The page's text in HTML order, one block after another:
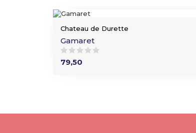
Chateau de Durette
Gamaret
79,50